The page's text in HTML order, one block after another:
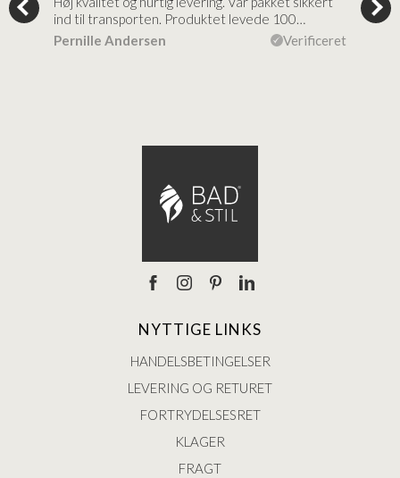
ind til transporten. Produktet levede 100…
Pernille Andersen
Verificeret
NYTTIGE LINKS
HANDELSBETINGELSER
LEVERING OG RETURET
FORTRYDELSESRET
KLAGER
FRAGT